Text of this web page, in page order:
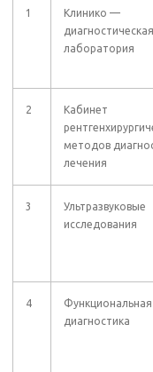
1
Клинико —
диагностическая
лаборатория
2
Кабинет
методов
лечения
3
Ультразвуковые
исследования
4
Функциональная
диагностика